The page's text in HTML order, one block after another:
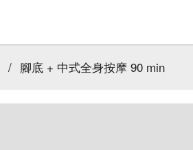
/ 腳底 + 中式全身按摩 90 min